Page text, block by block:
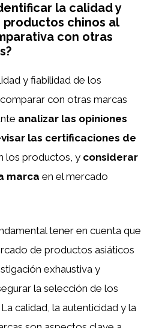
la calidad y
chinos al
con otras
y fiabilidad de los
con otras marcas
analizar las opiniones
las certificaciones de
los productos, y considerar
marca en el mercado
tener en cuenta que
de productos asiáticos
exhaustiva y
la selección de los
calidad, la autenticidad y la